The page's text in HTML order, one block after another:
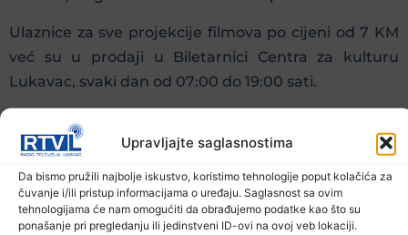
Upravljajte saglasnostima
Da bismo pružili najbolje iskustvo, koristimo tehnologije poput kolačića za
čuvanje i/ili pristup informacijama o uređaju. Saglasnost sa ovim
tehnologijama će nam omogućiti da obrađujemo podatke kao što su
ponašanje pri pregledanju ili jedinstveni ID-ovi na ovoj veb lokaciji.
Ulaznice za sve projekcije filmova po cijeni od 7 KM
već su u prodaji u Biletarnici Centra za kulturu
Lukavac, svaki dan od 07:00 do 19:00 sati.
Prethodna vijest Sljedeća vijest
Podijelite na mrežama